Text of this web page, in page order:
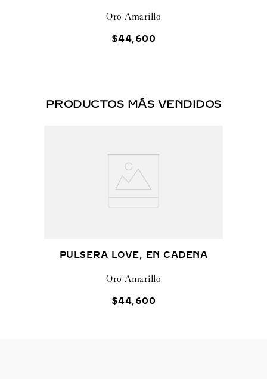
Oro Amarillo
$44,600
PRODUCTOS MÁS VENDIDOS
PULSERA LOVE, EN CADENA
Oro Amarillo
$44,600